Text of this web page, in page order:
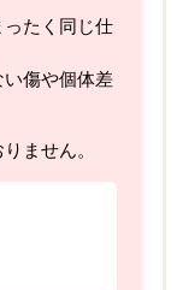
たく同じ仕
い傷や個体差
ません。